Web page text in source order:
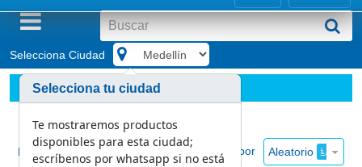
Selecciona Ciudad
Piscinas Ver todo
Mostrar Ordenar por Aleatorio
Selecciona tu ciudad
Te mostraremos productos
disponibles para esta ciudad;
escríbenos por whatsapp si no está